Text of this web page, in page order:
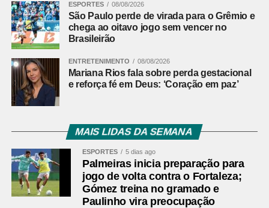
esforços na conclusão da colheita e na secagem dos
grãos. Em Minas Gerais, a qualidade dos lotes será
decisiva para determinar quanto da safra maior
conseguirá alcançar os mercados que pagam mais pelo
café.
Fonte: Pensar Agro
ESPORTES 08/08/2026
São Paulo perde de virada para o Grêmio e
chega ao oitavo jogo sem vencer no
Brasileirão
ENTRETENIMENTO 08/08/2026
Mariana Rios fala sobre perda gestacional
e reforça fé em Deus: ‘Coração em paz’
MAIS LIDAS DA SEMANA
ESPORTES 5 dias ago
Palmeiras inicia preparação para
jogo de volta contra o Fortaleza;
Gómez treina no gramado e
Paulinho vira preocupação